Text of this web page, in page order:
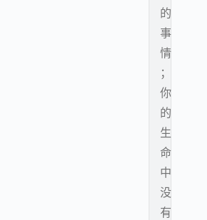
的
事
情
；
你
的
生
命
中
没
有